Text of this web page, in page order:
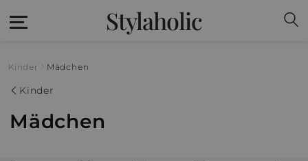
Stylaholic
Kinder Mädchen
Kinder
Mädchen